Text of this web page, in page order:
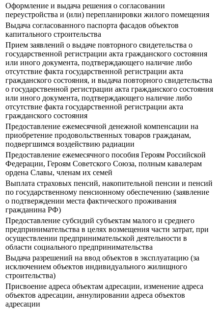
Оформление и выдача решения о согласовании
переустройства и (или) перепланировки жилого помещения
Выдача согласованного паспорта фасадов объектов
капитального строительства
Прием заявлений о выдаче повторного свидетельства о
государственной регистрации акта гражданского состояния
или иного документа, подтверждающего наличие либо
отсутствие факта государственной регистрации акта
гражданского состояния, и выдача повторного свидетельства
о государственной регистрации акта гражданского состояния
или иного документа, подтверждающего наличие либо
отсутствие факта государственной регистрации акта
гражданского состояния
Предоставление ежемесячной денежной компенсации на
приобретение продовольственных товаров гражданам,
подвергшимся воздействию радиации
Предоставление ежемесячного пособия Героям Российской
Федерации, Героям Советского Союза, полным кавалерам
ордена Славы, членам их семей
Выплата страховых пенсий, накопительной пенсии и пенсий
по государственному пенсионному обеспечению (заявление
о подтверждении места фактического проживания
гражданина РФ)
Предоставление субсидий субъектам малого и среднего
предпринимательства в целях возмещения части затрат, при
осуществлении предпринимательской деятельности в
области социального предпринимательства
Выдача разрешений на ввод объектов в эксплуатацию (за
исключением объектов индивидуального жилищного
строительства)
Присвоение адреса объектам адресации, изменение адреса
объектов адресации, аннулировании адреса объектов
адресации